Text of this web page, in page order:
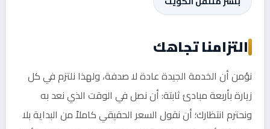
التزامنا تجاهك
نؤمن أن الخدمة الجيدة عادة لا صدفة، ولهذا نلتزم في كل
زيارة بأربعة مبادئ ثابتة: أن نصل في الوقت الذي نعد به
ونحترم انتظارك؛ أن نقول السعر الحقيقي كاملاً من البداية بلا